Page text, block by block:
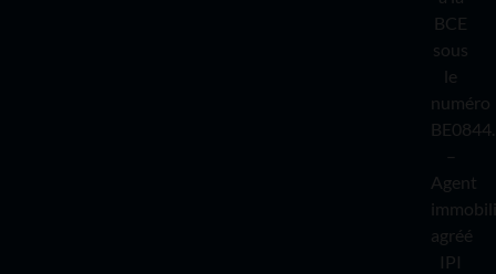
BCE
sous
le
numéro
–
Agent
agréé
IPI